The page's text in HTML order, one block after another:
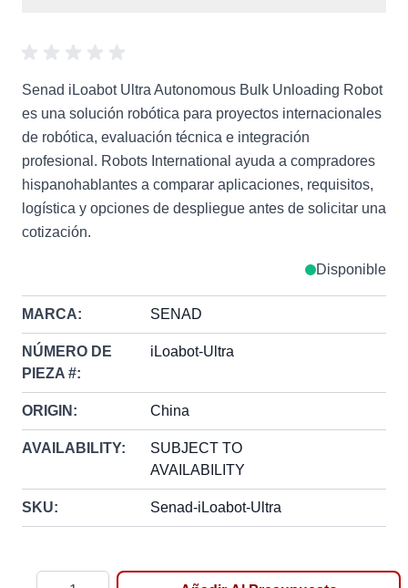
Senad iLoabot Ultra Autonomous Bulk Unloading Robot
es una solución robótica para proyectos internacionales
de robótica, evaluación técnica e integración
profesional. Robots International ayuda a compradores
hispanohablantes a comparar aplicaciones, requisitos,
logística y opciones de despliegue antes de solicitar una
cotización.
Disponible
MARCA: SENAD
NÚMERO DE
PIEZA #:
iLoabot-Ultra
ORIGIN: China
AVAILABILITY:
SUBJECT TO
AVAILABILITY
SKU: Senad-iLoabot-Ultra